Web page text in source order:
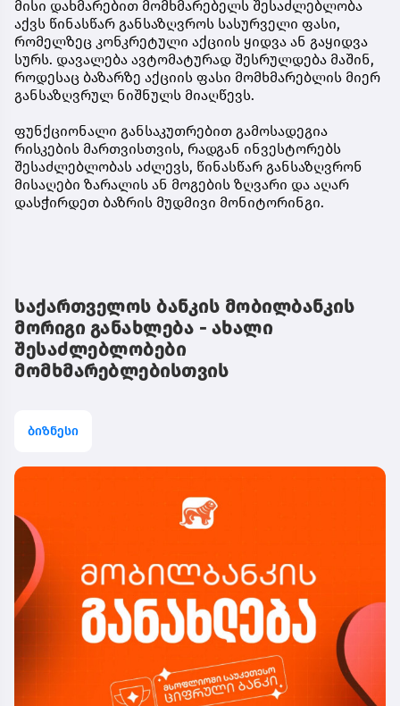
მისი დახმარებით მომხმარებელს შესაძლებლობა
აქვს წინასწარ განსაზღვროს სასურველი ფასი,
რომელზეც კონკრეტული აქციის ყიდვა ან გაყიდვა
სურს. დავალება ავტომატურად შესრულდება მაშინ,
როდესაც ბაზარზე აქციის ფასი მომხმარებლის მიერ
განსაზღვრულ ნიშნულს მიაღწევს.
ფუნქციონალი განსაკუთრებით გამოსადეგია
რისკების მართვისთვის, რადგან ინვესტორებს
შესაძლებლობას აძლევს, წინასწარ განსაზღვრონ
მისაღები ზარალის ან მოგების ზღვარი და აღარ
დასჭირდეთ ბაზრის მუდმივი მონიტორინგი.
საქართველოს ბანკის მობილბანკის
მორიგი განახლება - ახალი
შესაძლებლობები
მომხმარებლებისთვის
ბიზნესი